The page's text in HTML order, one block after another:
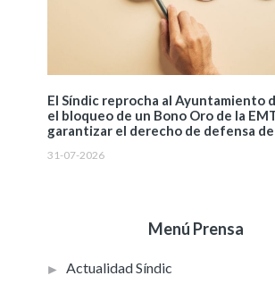
El Síndic reprocha al Ayuntamiento
el bloqueo de un Bono Oro de la
garantizar el derecho de defensa de
31-07-2026
Menú Prensa
Actualidad Síndic